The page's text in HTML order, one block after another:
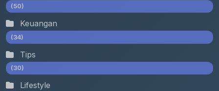
(50)
Keuangan
(34)
Tips
(30)
Lifestyle